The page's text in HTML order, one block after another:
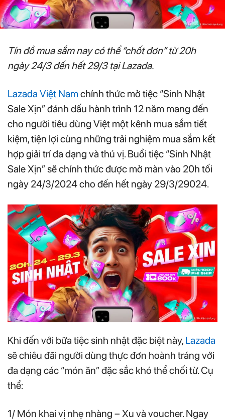
Tín đồ mua sắm nay có thể “chốt đơn” từ 20h
ngày 24/3 đến hết 29/3 tại Lazada.
Lazada Việt Nam chính thức mở tiệc “Sinh Nhật
Sale Xịn” đánh dấu hành trình 12 năm mang đến
cho người tiêu dùng Việt một kênh mua sắm tiết
kiệm, tiện lợi cùng những trải nghiệm mua sắm kết
hợp giải trí đa dạng và thú vị. Buổi tiệc “Sinh Nhật
Sale Xịn” sẽ chính thức được mở màn vào 20h tối
ngày 24/3/2024 cho đến hết ngày 29/3/29024.
Khi đến với bữa tiệc sinh nhật đặc biệt này, Lazada
sẽ chiêu đãi người dùng thực đơn hoành tráng với
đa dạng các “món ăn” đặc sắc khó thể chối từ. Cụ
thể:
1/ Món khai vị nhẹ nhàng – Xu và voucher. Ngay